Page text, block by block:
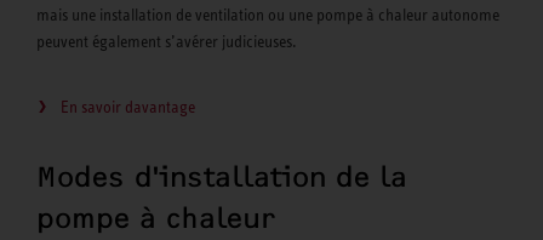
mais une installation de ventilation ou une pompe à chaleur autonome
peuvent également s’avérer judicieuses.
En savoir davantage
Modes d'installation de la
pompe à chaleur